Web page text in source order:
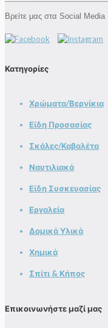
Βρείτε μας στα Social Media
Κατηγορίες
Χρώματα/Βερνίκια
Είδη Προσασίας
Σκάλες/Καβαλέτα
Ναυτιλιακά
Είδη Συσκευασίας
Εργαλεία
Δομικά Υλικά
Χημικά
Σπίτι & Κήπος
Επικοινωνήστε μαζί μας